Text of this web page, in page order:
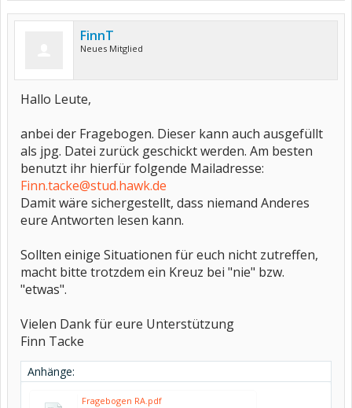
FinnT
Neues Mitglied
Hallo Leute,
anbei der Fragebogen. Dieser kann auch ausgefüllt
als jpg. Datei zurück geschickt werden. Am besten
benutzt ihr hierfür folgende Mailadresse:
Finn.tacke@stud.hawk.de
Damit wäre sichergestellt, dass niemand Anderes
eure Antworten lesen kann.
Sollten einige Situationen für euch nicht zutreffen,
macht bitte trotzdem ein Kreuz bei "nie" bzw.
"etwas".
Vielen Dank für eure Unterstützung
Finn Tacke
Anhänge:
Fragebogen RA.pdf